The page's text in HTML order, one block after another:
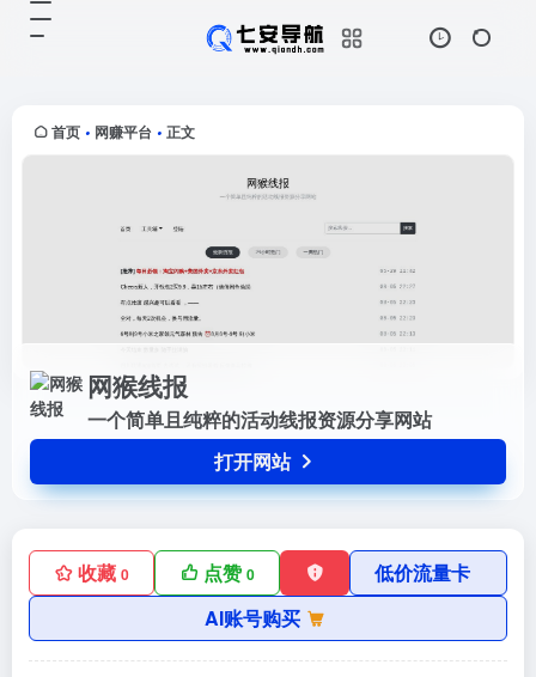
首页 • 网赚平台 • 正文
网猴线报
一个简单且纯粹的活动线报资源分享网站
打开网站
收藏 0 点赞0
低价流量卡
AI账号购买